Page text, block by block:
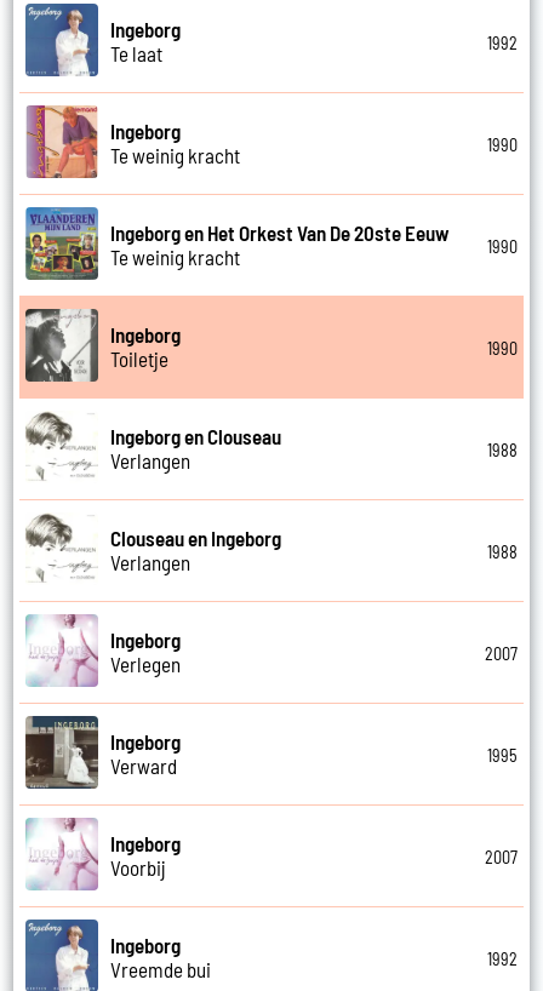
Ingeborg
Te laat
1992
Ingeborg
Te weinig kracht
1990
Ingeborg en Het Orkest Van De 20ste Eeuw
Te weinig kracht
1990
Ingeborg
Toiletje
1990
Ingeborg en Clouseau
Verlangen
1988
Clouseau en Ingeborg
Verlangen
1988
Ingeborg
Verlegen
2007
Ingeborg
Verward
1995
Ingeborg
Voorbij
2007
Ingeborg
Vreemde bui
1992